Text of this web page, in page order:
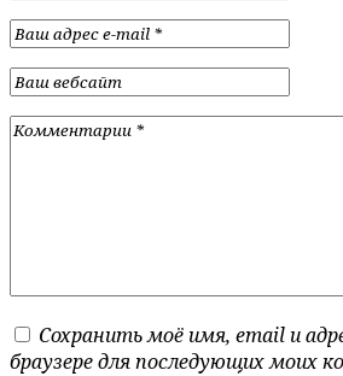
Сохранить моё имя, email и
браузере для последующих моих